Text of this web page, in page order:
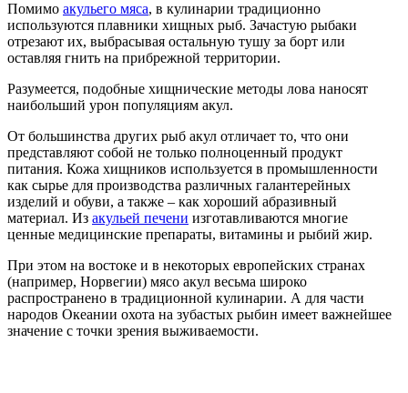
Помимо акульего мяса, в кулинарии традиционно
используются плавники хищных рыб. Зачастую рыбаки
отрезают их, выбрасывая остальную тушу за борт или
оставляя гнить на прибрежной территории.
Разумеется, подобные хищнические методы лова наносят
наибольший урон популяциям акул.
От большинства других рыб акул отличает то, что они
представляют собой не только полноценный продукт
питания. Кожа хищников используется в промышленности
как сырье для производства различных галантерейных
изделий и обуви, а также – как хороший абразивный
материал. Из акульей печени изготавливаются многие
ценные медицинские препараты, витамины и рыбий жир.
При этом на востоке и в некоторых европейских странах
(например, Норвегии) мясо акул весьма широко
распространено в традиционной кулинарии. А для части
народов Океании охота на зубастых рыбин имеет важнейшее
значение с точки зрения выживаемости.